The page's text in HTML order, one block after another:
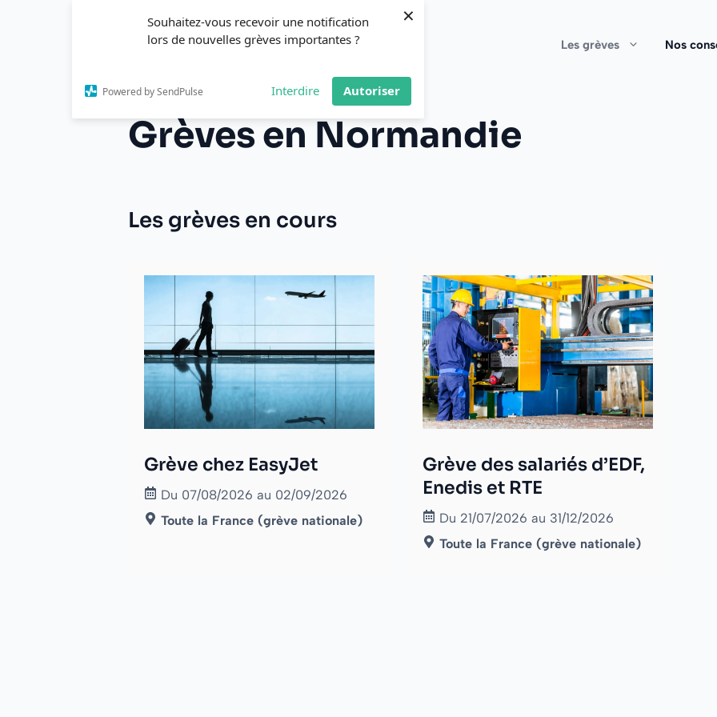
Souhaitez-vous recevoir une notification
lors de nouvelles grèves importantes ?
Powered by SendPulse Interdire Autoriser
×
Les grèves Nos
Grèves en Normandie
Les grèves en cours
Grève chez EasyJet
Du 07/08/2026 au 02/09/2026
Toute la France (grève nationale)
Grève des salariés d’EDF,
Enedis et RTE
Du 21/07/2026 au 31/12/2026
Toute la France (grève nationale)